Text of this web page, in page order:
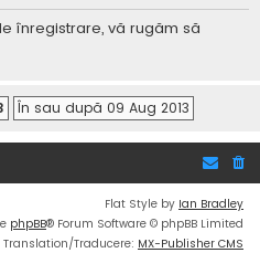
înregistrare, vă rugăm să
Flat Style by Ian Bradley
phpBB® Forum Software © phpBB Limited
Translation/Traducere: MX-Publisher CMS